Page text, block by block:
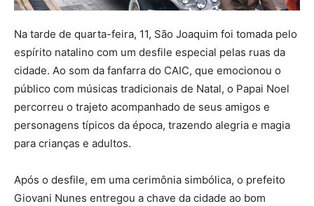
Na tarde de quarta-feira, 11, São Joaquim foi tomada pelo
espírito natalino com um desfile especial pelas ruas da
cidade. Ao som da fanfarra do CAIC, que emocionou o
público com músicas tradicionais de Natal, o Papai Noel
percorreu o trajeto acompanhado de seus amigos e
personagens típicos da época, trazendo alegria e magia
para crianças e adultos.
Após o desfile, em uma cerimônia simbólica, o prefeito
Giovani Nunes entregou a chave da cidade ao bom